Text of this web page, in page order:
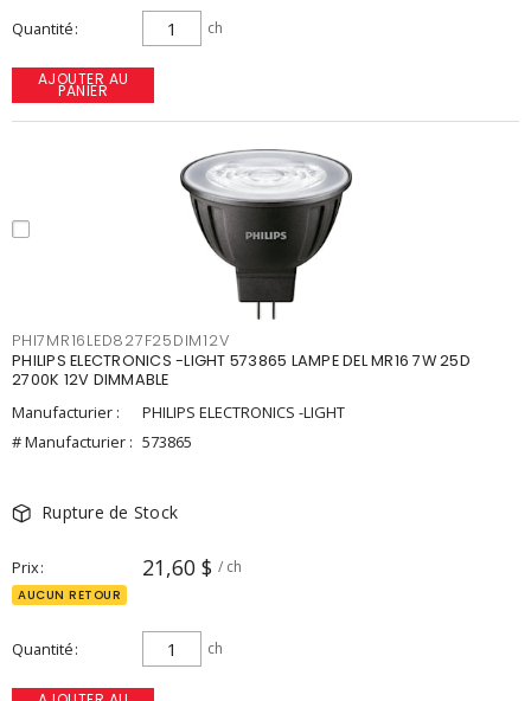
Quantité ch
AJOUTER AU
PANIER
PHI7MR16LED827F25DIM12V
PHILIPS ELECTRONICS -LIGHT 573865 LAMPE DEL MR16 7W 25D
2700K 12V DIMMABLE
Manufacturier :
PHILIPS ELECTRONICS -LIGHT
# Manufacturier : 573865
Rupture de Stock
Prix 21,60 $ / ch
AUCUN RETOUR
Quantité ch